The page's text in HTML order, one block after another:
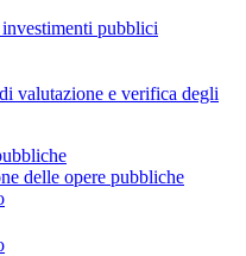
pubblici
valutazione e verifica degli
delle opere pubbliche